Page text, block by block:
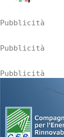
Pubblicità
Pubblicità
Pubblicità